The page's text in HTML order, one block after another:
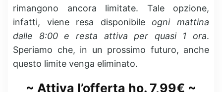
rimangono ancora limitate. Tale opzione,
infatti, viene resa disponibile ogni mattina
dalle 8:00 e resta attiva per quasi 1 ora.
Speriamo che, in un prossimo futuro, anche
questo limite venga eliminato.
~ Attiva l’offerta ho. 7,99€ ~